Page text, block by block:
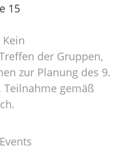
15
Kein
der Gruppen,
zur Planung des 9.
Teilnahme gemäß